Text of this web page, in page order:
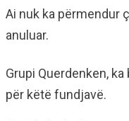
Ai nuk ka përmendur
anuluar.
Grupi Querdenken,
për këtë fundjavë.